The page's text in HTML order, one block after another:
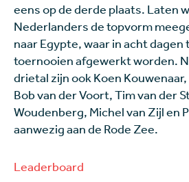
eens op de derde plaats. Laten
Nederlanders de topvorm
naar Egypte, waar in acht
toernooien afgewerkt worden.
drietal zijn ook Koen
Bob van der Voort, Tim van der
Woudenberg, Michel van Zijl en
aanwezig aan de Rode Zee.
Leaderboard